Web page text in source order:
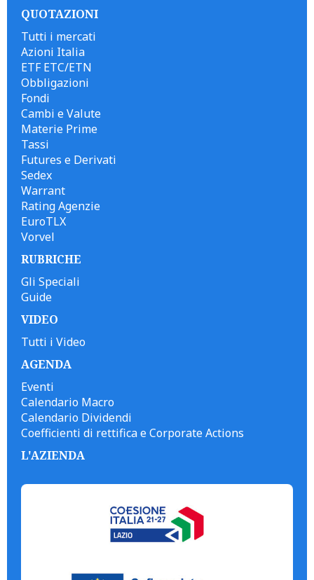
QUOTAZIONI
Tutti i mercati
Azioni Italia
ETF ETC/ETN
Obbligazioni
Fondi
Cambi e Valute
Materie Prime
Tassi
Futures e Derivati
Sedex
Warrant
Rating Agenzie
EuroTLX
Vorvel
RUBRICHE
Gli Speciali
Guide
VIDEO
Tutti i Video
AGENDA
Eventi
Calendario Macro
Calendario Dividendi
Coefficienti di rettifica e Corporate Actions
L'AZIENDA